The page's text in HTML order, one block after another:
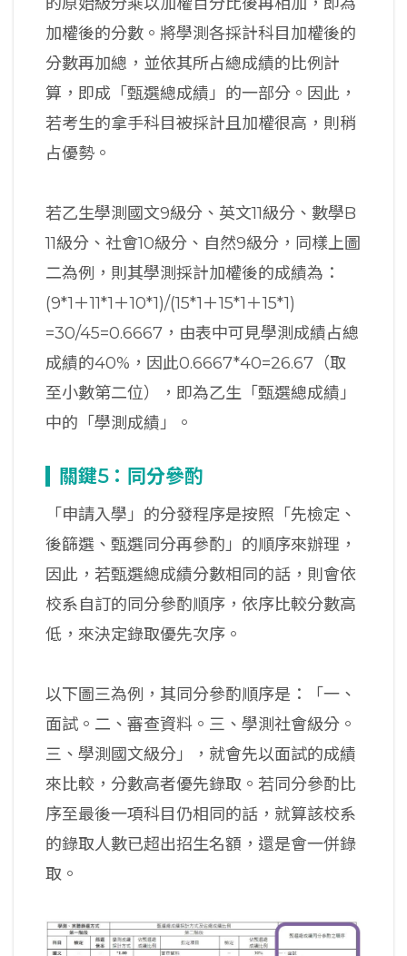
的原始級分乘以加權百分比後再相加，即為
加權後的分數。將學測各採計科目加權後的
分數再加總，並依其所占總成績的比例計
算，即成「甄選總成績」的一部分。因此，
若考生的拿手科目被採計且加權很高，則稍
占優勢。
若乙生學測國文9級分、英文11級分、數學B
11級分、社會10級分、自然9級分，同樣上圖
二為例，則其學測採計加權後的成績為：
(9*1＋11*1＋10*1)/(15*1＋15*1＋15*1)
=30/45=0.6667，由表中可見學測成績占總
成績的40%，因此0.6667*40=26.67（取
至小數第二位），即為乙生「甄選總成績」
中的「學測成績」。
關鍵5：同分參酌
「申請入學」的分發程序是按照「先檢定、
後篩選、甄選同分再參酌」的順序來辦理，
因此，若甄選總成績分數相同的話，則會依
校系自訂的同分參酌順序，依序比較分數高
低，來決定錄取優先次序。
以下圖三為例，其同分參酌順序是：「一、
面試。二、審查資料。三、學測社會級分。
三、學測國文級分」，就會先以面試的成績
來比較，分數高者優先錄取。若同分參酌比
序至最後一項科目仍相同的話，就算該校系
的錄取人數已超出招生名額，還是會一併錄
取。